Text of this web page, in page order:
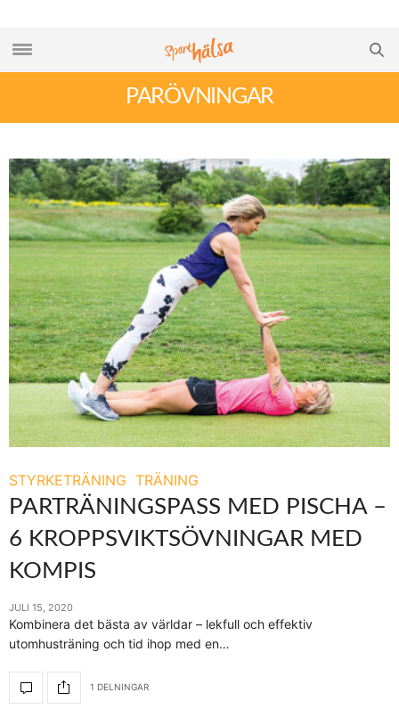
PARÖVNINGAR
STYRKETRÄNING TRÄNING
PARTRÄNINGSPASS MED PISCHA –
6 KROPPSVIKTSÖVNINGAR MED
KOMPIS
JULI 15, 2020
Kombinera det bästa av världar – lekfull och effektiv
utomhusträning och tid ihop med en…
1 DELNINGAR